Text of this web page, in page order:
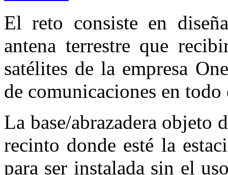
El reto consiste en
antena terrestre que
satélites de la empresa
de comunicaciones en
La base/abrazadera objeto
recinto donde esté la
para ser instalada sin el